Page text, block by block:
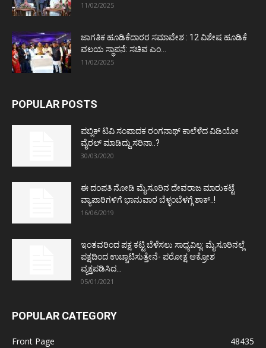
11/02/2025
ಜಾಗತಿಕ ಹೂಡಿಕೆದಾರರ ಸಮಾವೇಶ : 12 ವಿಶೇಷ ಹೂಡಿಕೆ
ವಲಯ ಸ್ಥಾಪನೆ: ಸಚಿವ ಎಂ...
11/02/2025
POPULAR POSTS
ಪಬ್ಲಿಕ್ ಟಿವಿ ಸಂಪಾದಕ ರಂಗನಾಥ್ ಕಾಲೆಳೆದ ವಿಡಿಯೋ
ವೈರಲ್ ಮಾಡಿದ್ದು ಸರಿನಾ..?
30/03/2020
ಈ ದಂಪತಿ ನೋಡಿ ಮೈಸೂರಿನ ದೇವರಾಜ ಮಾರುಕಟ್ಟೆ
ವ್ಯಾಪಾರಿಗಳಿಗೆ ಭಾನುವಾರ ಬೆಳ್ಳಂಬೆಳಗ್ಗೆ ಶಾಕ್..!
16/06/2019
ಇಂತವರಿಂದ ಪಕ್ಷ ಕಟ್ಟಿ ಬೆಳೆಸಲು ಸಾಧ್ಯವಿಲ್ಲ: ಮೈಸೂರಿನಲ್ಲೆ
ಪಕ್ಷದಿಂದ ಉಚ್ಚಾಟಿಸುತ್ತೇನೆ- ಪರೋಕ್ಷ ಆಕ್ರೋಶ
ವ್ಯಕ್ತಪಡಿಸಿದ...
05/01/2021
POPULAR CATEGORY
Front Page
48435